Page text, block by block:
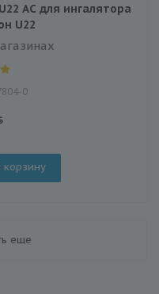
AC для ингалятора
U22
0
корзину
еще